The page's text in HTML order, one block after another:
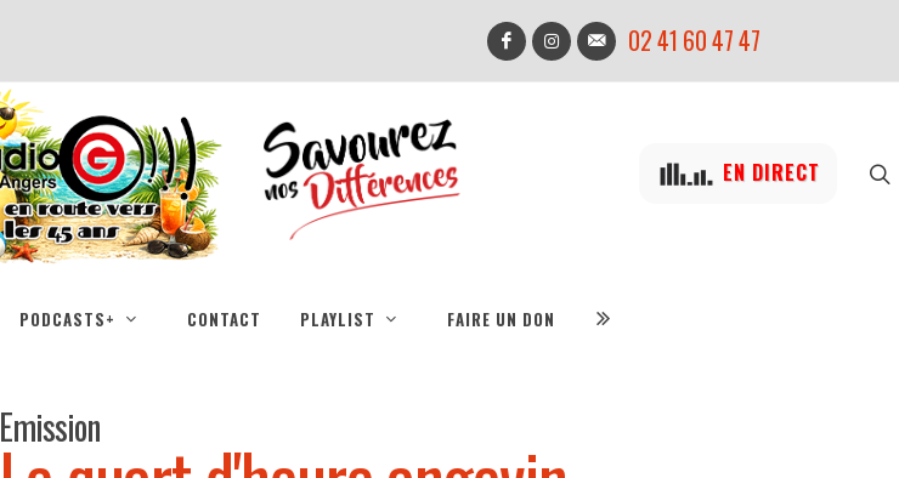
02 41 60 47 47
EN DIRECT
PODCASTS+ CONTACT PLAYLIST FAIRE UN DON
Emission